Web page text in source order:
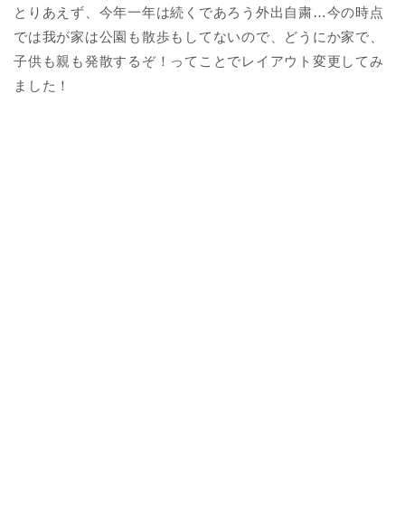
とりあえず、今年一年は続くであろう外出自粛…今の時点
では我が家は公園も散歩もしてないので、どうにか家で、
子供も親も発散するぞ！ってことでレイアウト変更してみ
ました！